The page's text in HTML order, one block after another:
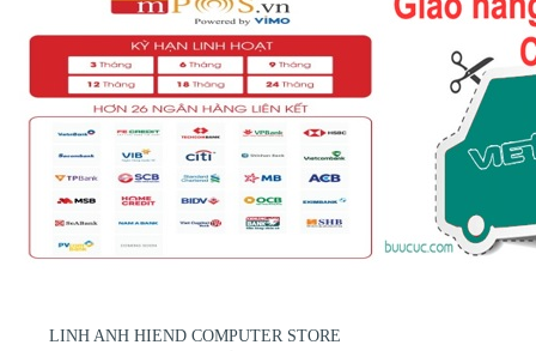
LINH ANH HIEND COMPUTER STORE